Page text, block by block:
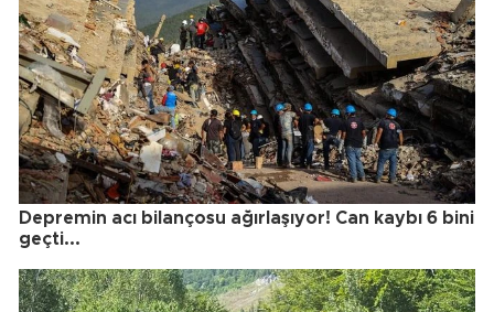
Depremin acı bilançosu ağırlaşıyor! Can kaybı 6 bini
geçti...